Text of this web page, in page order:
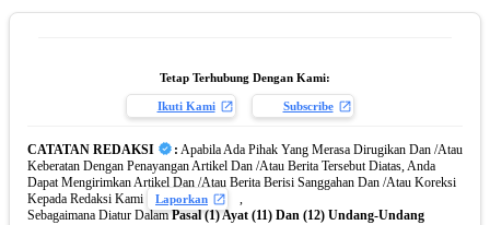
Tetap Terhubung Dengan Kami:
Ikuti Kami Subscribe
CATATAN REDAKSI : Apabila Ada Pihak Yang Merasa Dirugikan Dan /Atau
Keberatan Dengan Penayangan Artikel Dan /Atau Berita Tersebut Diatas, Anda
Dapat Mengirimkan Artikel Dan /Atau Berita Berisi Sanggahan Dan /Atau Koreksi
Kepada Redaksi Kami
Laporkan
,
Sebagaimana Diatur DalamPasal (1) Ayat (11) Dan (12) Undang-Undang